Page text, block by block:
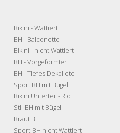
Bikini - Wattiert
BH - Balconette
Bikini - nicht Wattiert
BH - Vorgeformter
BH - Tiefes Dekollete
Sport BH mit Bügel
Bikini Unterteil - Rio
Stil-BH mit Bügel
Braut BH
Sport-BH nicht Wattiert